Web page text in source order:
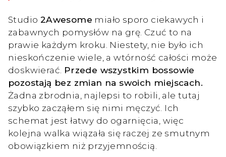
Studio 2Awesome miało sporo ciekawych i
zabawnych pomysłów na grę. Czuć to na
prawie każdym kroku. Niestety, nie było ich
nieskończenie wiele, a wtórność całości może
doskwierać. Przede wszystkim bossowie
pozostają bez zmian na swoich miejscach.
Żadna zbrodnia, najlepsi to robili, ale tutaj
szybko zacząłem się nimi męczyć. Ich
schemat jest łatwy do ogarnięcia, więc
kolejna walka wiązała się raczej ze smutnym
obowiązkiem niż przyjemnością.